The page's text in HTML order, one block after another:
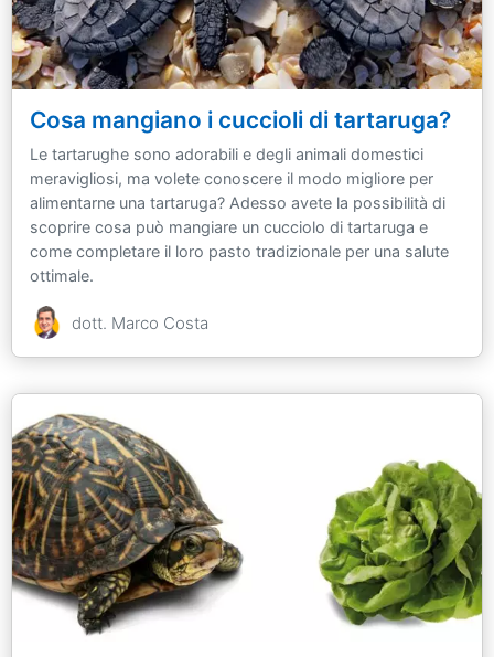
Cosa mangiano i cuccioli di tartaruga?
Le tartarughe sono adorabili e degli animali domestici
meravigliosi, ma volete conoscere il modo migliore per
alimentarne una tartaruga? Adesso avete la possibilità di
scoprire cosa può mangiare un cucciolo di tartaruga e
come completare il loro pasto tradizionale per una salute
ottimale.
dott. Marco Costa